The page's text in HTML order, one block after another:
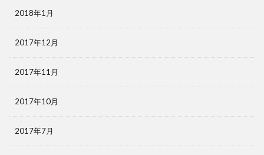
2018年1月
2017年12月
2017年11月
2017年10月
2017年7月